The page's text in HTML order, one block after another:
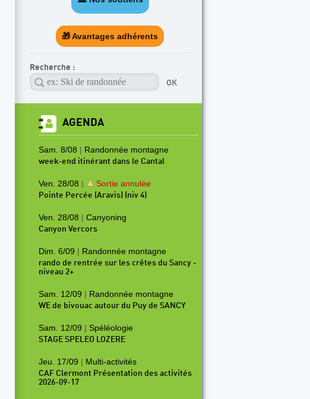
🎁 Avantages adhérents
Recherche :
AGENDA
Sam. 8/08 | Randonnée montagne
week-end itinérant dans le Cantal
Ven. 28/08 | Sortie annulée
Pointe Percée (Aravis) (niv 4)
Ven. 28/08 | Canyoning
Canyon Vercors
Dim. 6/09 | Randonnée montagne
rando de rentrée sur les crêtes du Sancy -
niveau 2+
Sam. 12/09 | Randonnée montagne
WE de bivouac autour du Puy de SANCY
Sam. 12/09 | Spéléologie
STAGE SPELEO LOZERE
Jeu. 17/09 | Multi-activités
CAF Clermont Présentation des activités
2026-09-17